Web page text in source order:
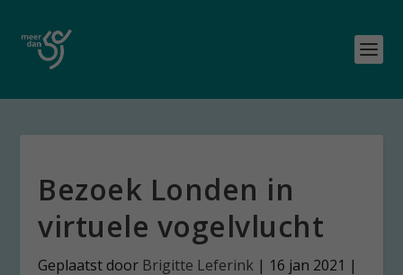
Bezoek Londen in
virtuele vogelvlucht
Geplaatst door Brigitte Leferink | 16 jan 2021 |